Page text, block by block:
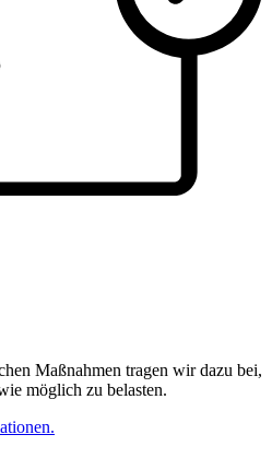
Maßnahmen tragen wir dazu bei,
möglich zu belasten.